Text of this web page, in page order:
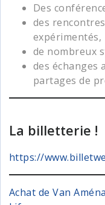
Des
des
expérimentés,
de nombreux
des échanges
partages de
La billetterie !
https://
Achat de Van